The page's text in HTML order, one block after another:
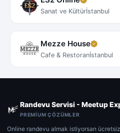
Sanat ve Kültürİstanbul
Mezze House
Cafe & Restoranİstanbul
Randevu Servisi - Meetup
PREMIUM ÇÖZÜMLER
Online randevu almak istiyorsan